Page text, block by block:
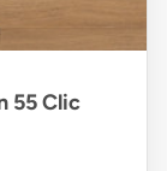
55 Clic